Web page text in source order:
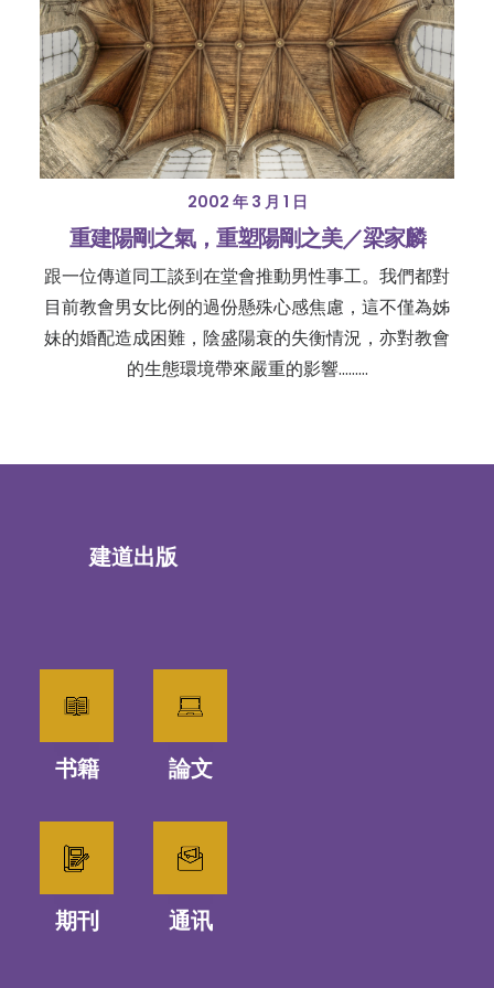
2002 年 3 月 1 日
重建陽剛之氣，重塑陽剛之美／梁家麟
跟一位傳道同工談到在堂會推動男性事工。我們都對
目前教會男女比例的過份懸殊心感焦慮，這不僅為姊
妹的婚配造成困難，陰盛陽衰的失衡情況，亦對教會
的生態環境帶來嚴重的影響......…
建道出版
书籍 論文
期刊 通讯